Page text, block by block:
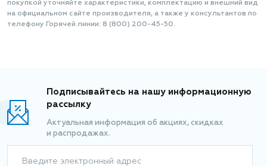
покупкой уточняйте характеристики, комплектацию и внешний вид
на официальном сайте производителя, а также у консультантов по
телефону Горячей линии: 8 (800) 200-45-50.
Подписывайтесь на нашу информационную
рассылку
Актуальная информация об акциях, скидках
и распродажах.
Введите электронный адрес